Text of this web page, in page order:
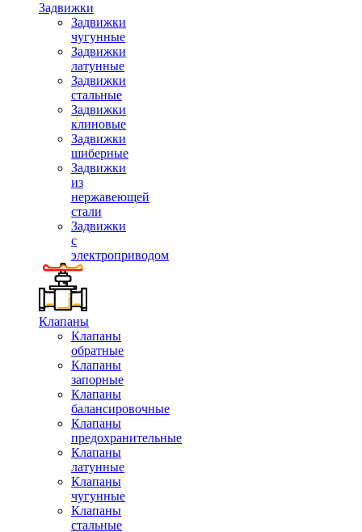
Задвижки
Задвижки
чугунные
Задвижки
латунные
Задвижки
стальные
Задвижки
клиновые
Задвижки
шиберные
Задвижки
из
нержавеющей
стали
Задвижки
с
электроприводом
Клапаны
Клапаны
обратные
Клапаны
запорные
Клапаны
балансировочные
Клапаны
предохранительные
Клапаны
латунные
Клапаны
чугунные
Клапаны
стальные